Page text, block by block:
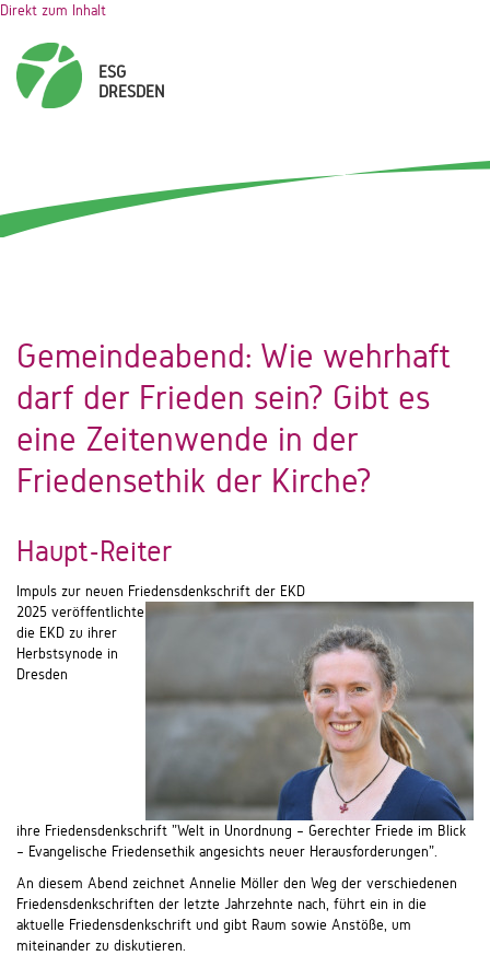
Direkt zum Inhalt
Gemeindeabend: Wie wehrhaft
darf der Frieden sein? Gibt es
eine Zeitenwende in der
Friedensethik der Kirche?
Haupt-Reiter
Impuls zur neuen Friedensdenkschrift der EKD
2025 veröffentlichte
die EKD zu ihrer
Herbstsynode in
Dresden
ihre Friedensdenkschrift "Welt in Unordnung – Gerechter Friede im Blick
– Evangelische Friedensethik angesichts neuer Herausforderungen".
An diesem Abend zeichnet Annelie Möller den Weg der verschiedenen
Friedensdenkschriften der letzte Jahrzehnte nach, führt ein in die
aktuelle Friedensdenkschrift und gibt Raum sowie Anstöße, um
miteinander zu diskutieren.